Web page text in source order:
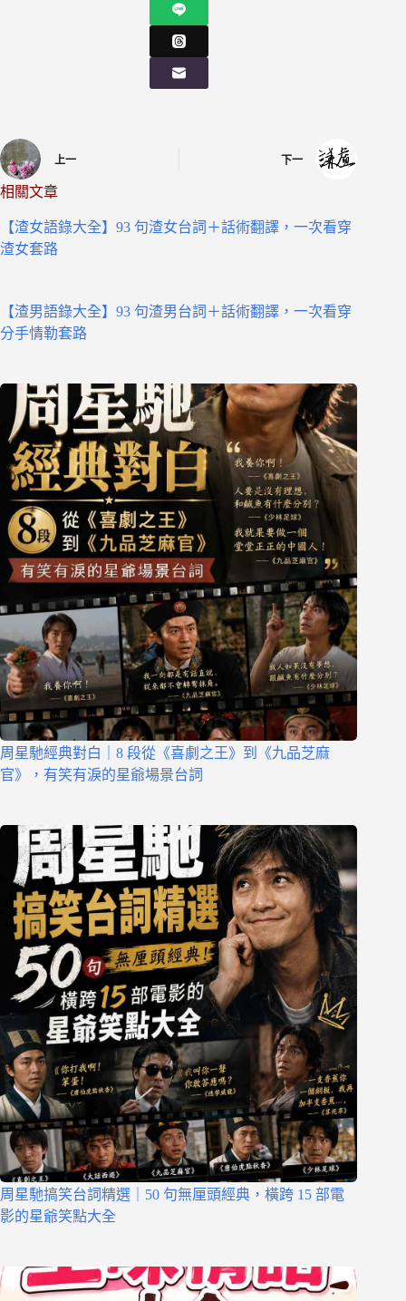
上一 下一
相關文章
【渣女語錄大全】93 句渣女台詞＋話術翻譯，一次看穿
渣女套路
【渣男語錄大全】93 句渣男台詞＋話術翻譯，一次看穿
分手情勒套路
周星馳經典對白｜8 段從《喜劇之王》到《九品芝麻
官》，有笑有淚的星爺場景台詞
周星馳搞笑台詞精選｜50 句無厘頭經典，橫跨 15 部電
影的星爺笑點大全